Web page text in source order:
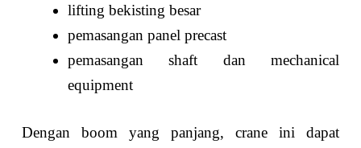
lifting bekisting besar
pemasangan panel precast
pemasangan shaft dan mechanical
equipment
Dengan boom yang panjang, crane ini dapat